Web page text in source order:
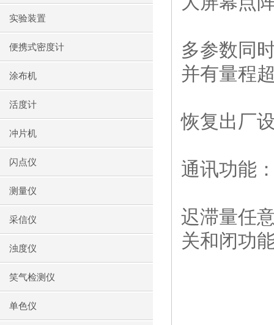
实验装置
便携式密度计
涂布机
活度计
冲片机
闪点仪
测量仪
采信仪
浊度仪
笑气检测仪
单色仪
多参数同
并有量程
恢复出厂
通讯功能
迟滞量任
关和闭功